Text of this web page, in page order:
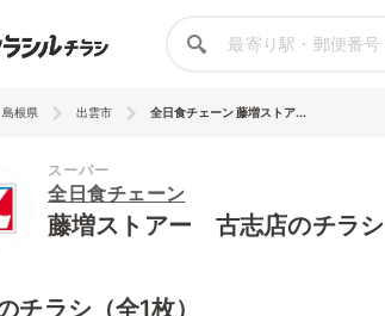
島根県 出雲市 全日食チェーン 藤増ストア...
スーパー
全日食チェーン
藤増ストアー 古志店のチラシ
チラシ（全1枚）